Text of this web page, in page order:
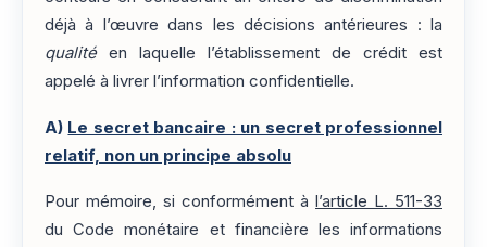
déjà à l’œuvre dans les décisions antérieures : la
qualitéen laquelle l’établissement de crédit est
appelé à livrer l’information confidentielle.
A) Le secret bancaire : un secret professionnel
relatif, non un principe absolu
Pour mémoire, si conformément à l’article L. 511-33
du Code monétaire et financière les informations